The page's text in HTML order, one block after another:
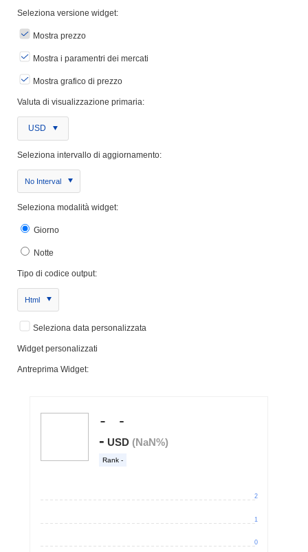
Seleziona versione widget:
Mostra prezzo
Mostra i paramentri dei mercati
Mostra grafico di prezzo
Valuta di visualizzazione primaria:
USD
Seleziona intervallo di aggiornamento:
No Interval
Seleziona modalità widget:
Giorno
Notte
Tipo di codice output:
Html
Seleziona data personalizzata
Widget personalizzati
Antreprima Widget: